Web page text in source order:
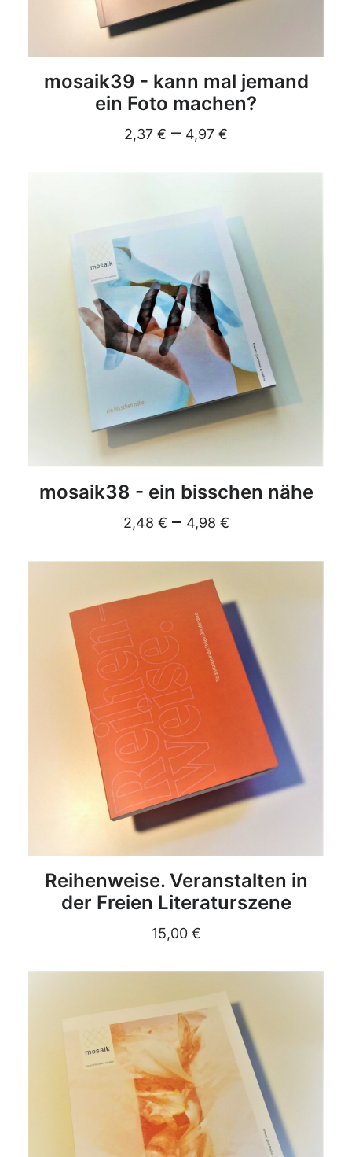
DETAILS
mosaik39 - kann mal jemand
ein Foto machen?
2,37 € – 4,97 €
DETAILS
mosaik38 - ein bisschen nähe
2,48 € – 4,98 €
DETAILS
Reihenweise. Veranstalten in
der Freien Literaturszene
15,00 €